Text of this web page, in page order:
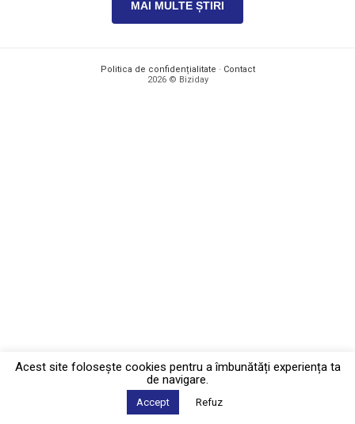
MAI MULTE ȘTIRI
Politica de confidențialitate · Contact
2026 © Biziday
Acest site foloseşte cookies pentru a îmbunătăți experiența ta
de navigare.
Accept Refuz